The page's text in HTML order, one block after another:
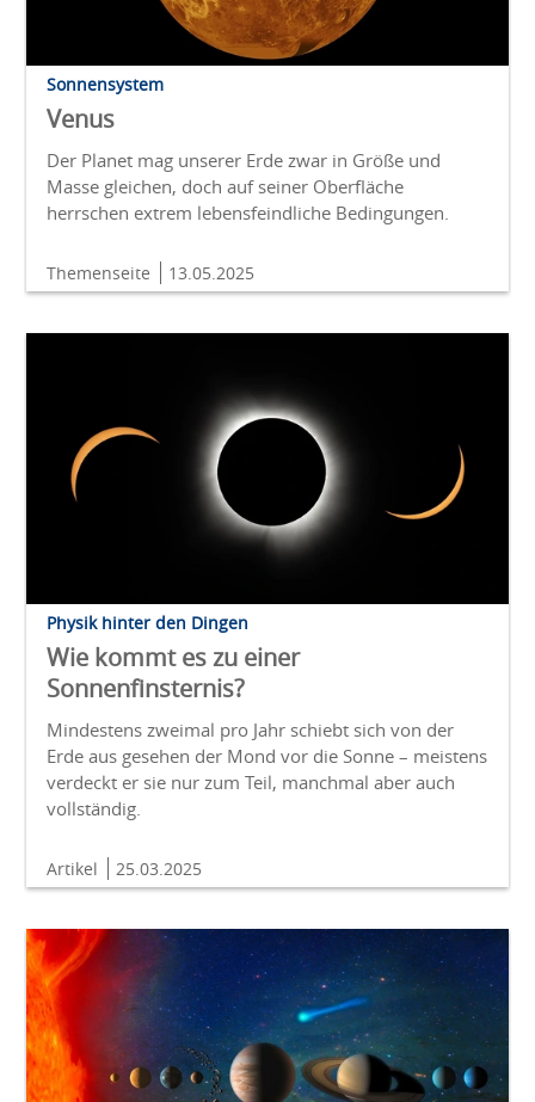
Sonnensystem
Venus
Der Planet mag unserer Erde zwar in Größe und
Masse gleichen, doch auf seiner Oberfläche
herrschen extrem lebensfeindliche Bedingungen.
Themenseite 13.05.2025
Physik hinter den Dingen
Wie kommt es zu einer
Sonnenfinsternis?
Mindestens zweimal pro Jahr schiebt sich von der
Erde aus gesehen der Mond vor die Sonne – meistens
verdeckt er sie nur zum Teil, manchmal aber auch
vollständig.
Artikel 25.03.2025